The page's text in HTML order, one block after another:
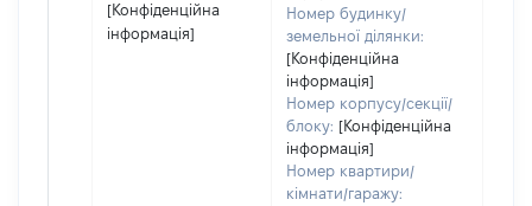
[Конфіденційна
інформація]
Номер будинку/
земельної ділянки:
[Конфіденційна
інформація]
Номер корпусу/секції/
блоку: [Конфіденційна
інформація]
Номер квартири/
кімнати/гаражу: